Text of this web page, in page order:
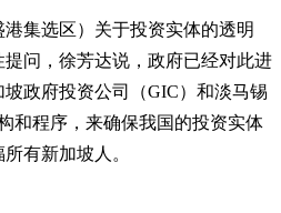
集选区）关于投资实体的透明
问，徐芳达说，政府已经对此进
政府投资公司（GIC）和淡马锡
构和程序，来确保我国的投资实体
有新加坡人。